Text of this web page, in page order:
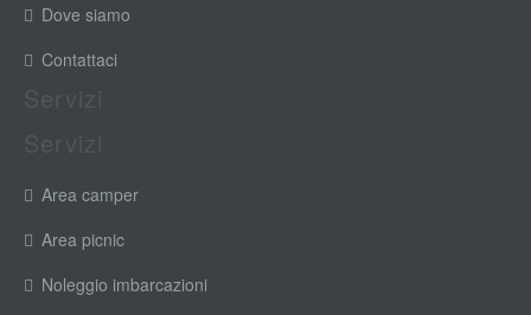
Dove siamo
Contattaci
Area camper
Area picnic
Noleggio imbarcazioni